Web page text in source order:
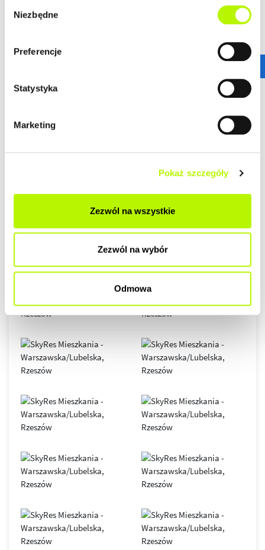
zgody
Niezbędne
Preferencje
Statystyka
Marketing
Pokaż szczegóły
Zezwól na wszystkie
Zezwól na wybór
Odmowa